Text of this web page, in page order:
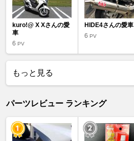
kuro!@ X Xさんの愛
車
6 PV
HIDE4さんの愛車
6PV
もっと見る
パーツレビュー ランキング